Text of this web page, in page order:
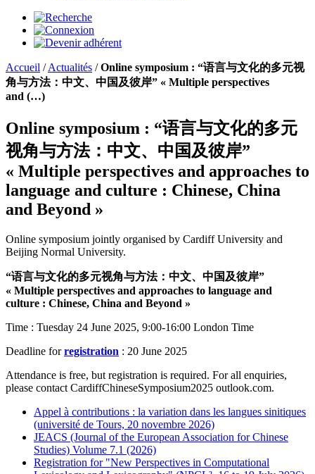
Accueil /Actualités /Online symposium : “语言与文化的多元视
角与方法：中文、中国及彼岸” « Multiple perspectives
and (…)
Online symposium : “语言与文化的多元
视角与方法：中文、中国及彼岸”
« Multiple perspectives and approaches to
language and culture : Chinese, China
and Beyond »
Online symposium jointly organised by Cardiff University and
Beijing Normal University.
“语言与文化的多元视角与方法：中文、中国及彼岸”
« Multiple perspectives and approaches to language and
culture : Chinese, China and Beyond »
Time : Tuesday 24 June 2025, 9:00-16:00 London Time
Deadline forregistration : 20 June 2025
Attendance is free, but registration is required. For all enquiries,
please contact CardiffChineseSymposium2025 outlook.com.
Appel à contributions : la variation dans les langues sinitiques
(université de Tours, 20 novembre 2026)
JEACS (Journal of the European Association for Chinese
Studies) Volume 7.1 (2026)
Registration for "New Perspectives in Computational